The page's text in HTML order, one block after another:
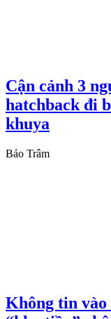
Cận cảnh 3
hatchback đi
khuya
Bảo Trâm
Không tin